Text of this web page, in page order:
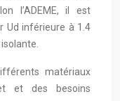
l’ADEME, il est
Ud inférieure à 1.4
matériaux
et des besoins